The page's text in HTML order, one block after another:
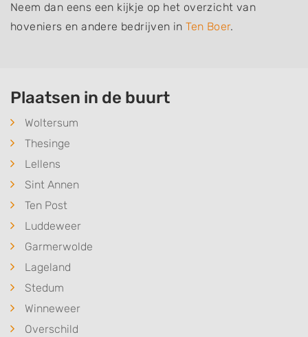
Neem dan eens een kijkje op het overzicht van
hoveniers en andere bedrijven inTen Boer.
Plaatsen in de buurt
Woltersum
Thesinge
Lellens
Sint Annen
Ten Post
Luddeweer
Garmerwolde
Lageland
Stedum
Winneweer
Overschild